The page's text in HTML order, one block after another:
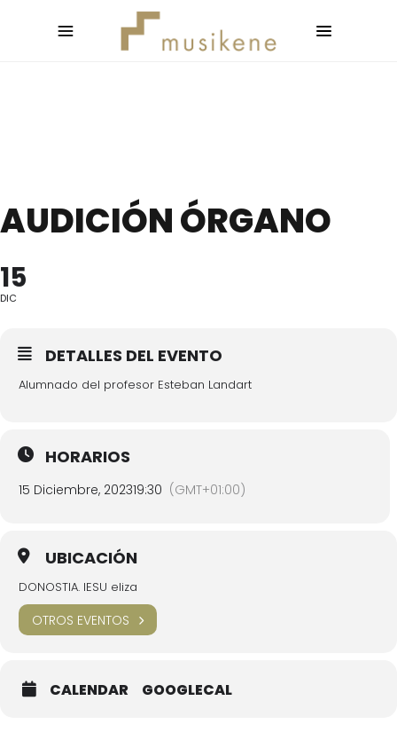
AUDICIÓN ÓRGANO
15
DIC
DETALLES DEL EVENTO
Alumnado del profesor Esteban Landart
HORARIOS
15 Diciembre, 202319:30 (GMT+01:00)
UBICACIÓN
DONOSTIA. IESU eliza
OTROS EVENTOS
CALENDAR GOOGLECAL